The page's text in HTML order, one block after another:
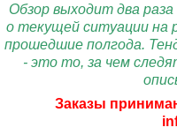
Обзор выходит два
о текущей ситуации на
прошедшие полгода.
- это то, за чем
Заказы